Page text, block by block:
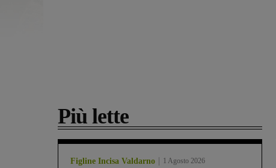
Più lette
Figline Incisa Valdarno 1 Agosto 2026